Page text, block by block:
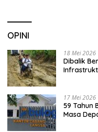
OPINI
18 Mei 2026
Dibalik
17 Mei 2026
59 Tahun
Masa